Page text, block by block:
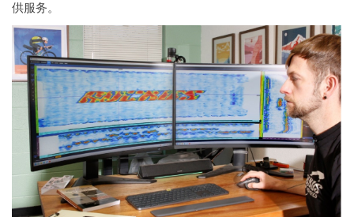
供服务。